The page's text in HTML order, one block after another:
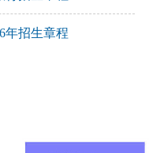
年招生章程